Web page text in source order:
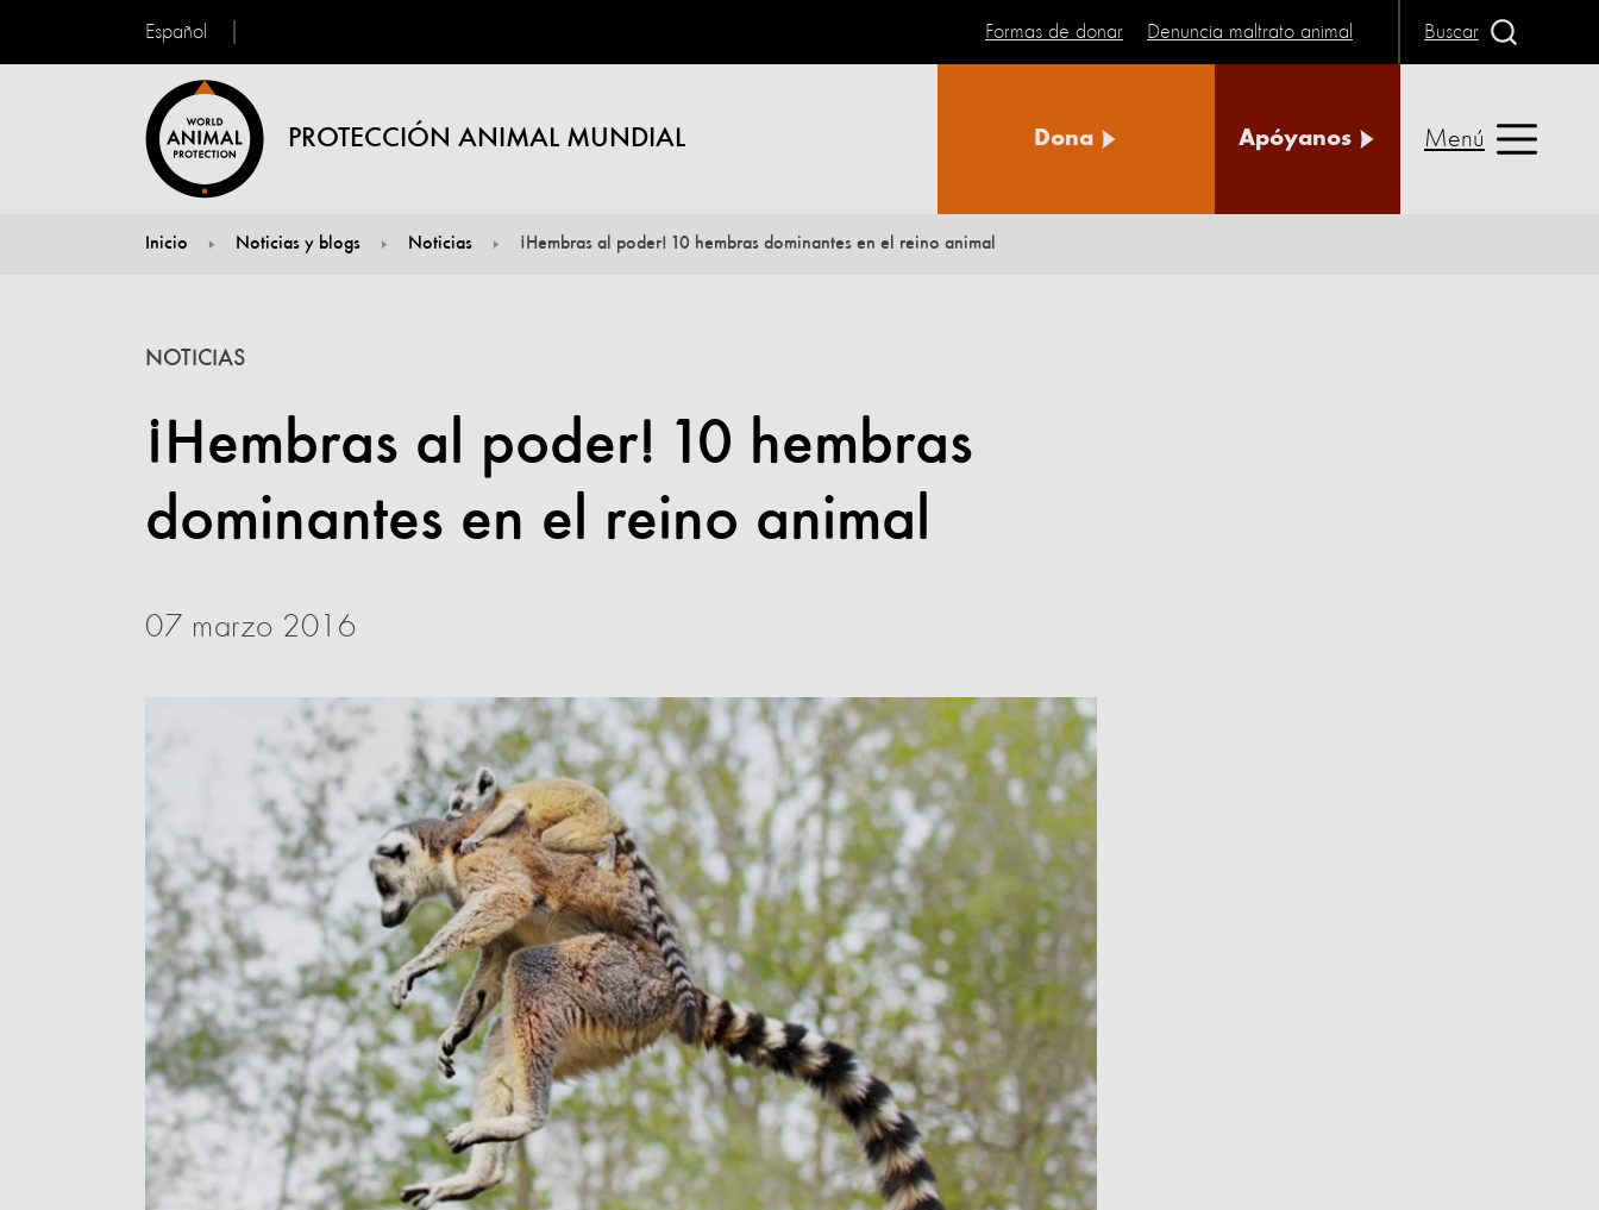
Español
PROTECCIÓN ANIMAL MUNDIAL
Formas de donar Denuncia maltrato animal Buscar
Dona Apóyanos Menú
Inicio Noticias y blogs Noticias ¡Hembras al poder! 10 hembras dominantes en el reino animal
¡Hembras al poder! 10 hembras
dominantes en el reino animal
NOTICIAS
07 marzo 2016